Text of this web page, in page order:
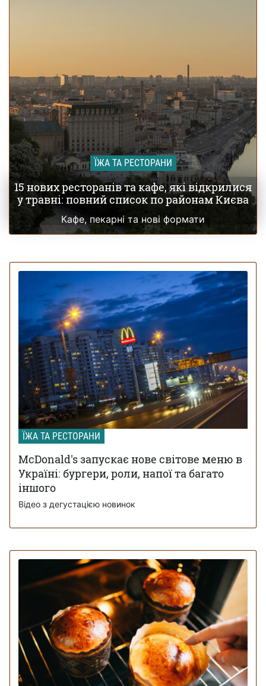
ЇЖА ТА РЕСТОРАНИ
15 нових ресторанів та кафе, які відкрилися
у травні: повний список по районам Києва
Кафе, пекарні та нові формати
ЇЖА ТА РЕСТОРАНИ
McDonald's запускає нове світове меню в
Україні: бургери, роли, напої та багато
іншого
Відео з дегустацією новинок